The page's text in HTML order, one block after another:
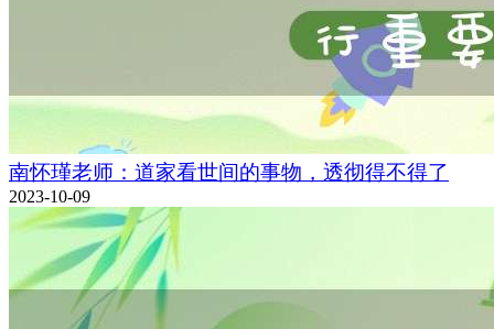
南怀瑾老师：道家看世间的事物，透彻得不得了
2023-10-09